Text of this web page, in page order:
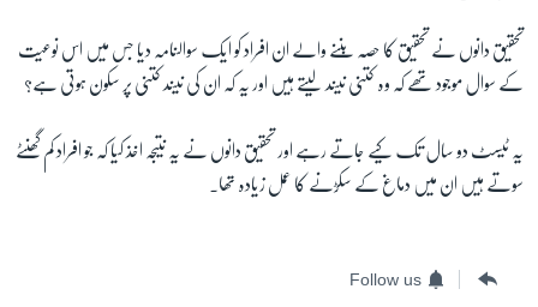
تحقیق دانوں نے تحقیق کا حصہ بننے والے ان افراد کو ایک سوالنامہ دیا جس میں اس نوعیت
کے سوال موجود تھے کہ وہ کتنی نیند لیتے ہیں اور یہ کہ ان کی نیند کتنی پر سکون ہوتی ہے؟
یہ ٹیسٹ دو سال تک کیے جاتے رہے اور تحقیق دانوں نے یہ نتیجہ اخذ کیا کہ جو افراد کم گھنٹے
سوتے ہیں ان میں دماغ کے سکڑنے کا عمل زیادہ تھا۔
Follow us